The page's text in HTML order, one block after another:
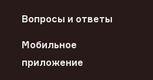
Вопросы и ответы
Мобильное
приложение